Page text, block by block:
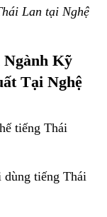
Lan tại Nghệ
Kỹ
Tại Nghệ
tiếng Thái
tiếng Thái